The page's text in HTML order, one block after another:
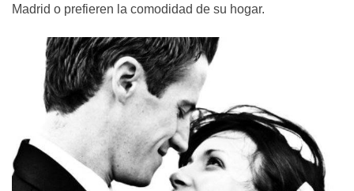
Madrid o prefieren la comodidad de su hogar.